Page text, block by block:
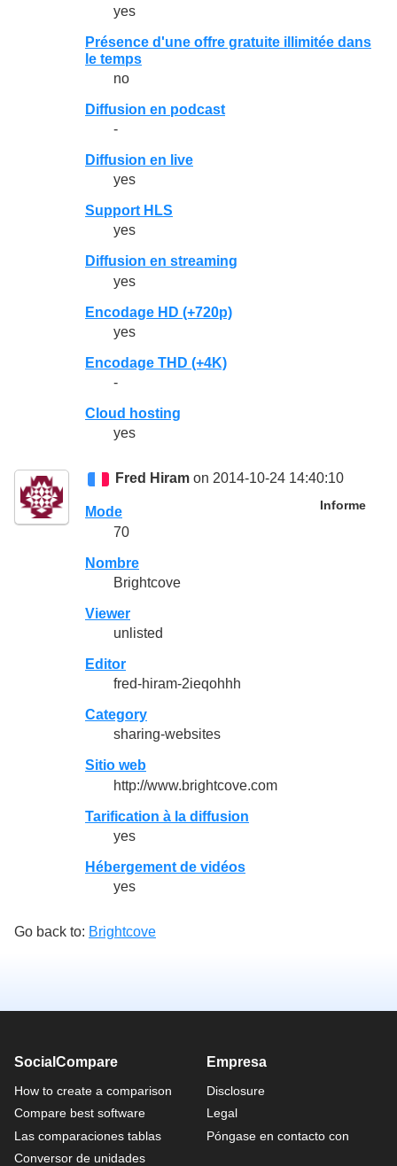
yes
Présence d'une offre gratuite illimitée dans
le temps
no
Diffusion en podcast
-
Diffusion en live
yes
Support HLS
yes
Diffusion en streaming
yes
Encodage HD (+720p)
yes
Encodage THD (+4K)
-
Cloud hosting
yes
Fred Hiram on 2014-10-24 14:40:10
Informe
Mode
70
Nombre
Brightcove
Viewer
unlisted
Editor
fred-hiram-2ieqohhh
Category
sharing-websites
Sitio web
http://www.brightcove.com
Tarification à la diffusion
yes
Hébergement de vidéos
yes
Go back to: Brightcove
SocialCompare
How to create a comparison
Compare best software
Las comparaciones tablas
Conversor de unidades
Empresa
Disclosure
Legal
Póngase en contacto con